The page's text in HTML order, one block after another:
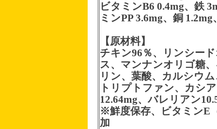
ビタミンB6 0.4mg、鉄
ミンPP 3.6mg、銅
【原材料】
チキン96％、リンシー
ス、マンナンオリゴ糖
リン、葉酸、カルシウ
トリプトファン、カシ
12.64mg、バレリアン
※鮮度保存、ビタミンE
加